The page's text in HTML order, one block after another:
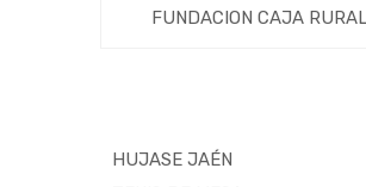
FUNDACION CAJA
HUJASE JAÉN